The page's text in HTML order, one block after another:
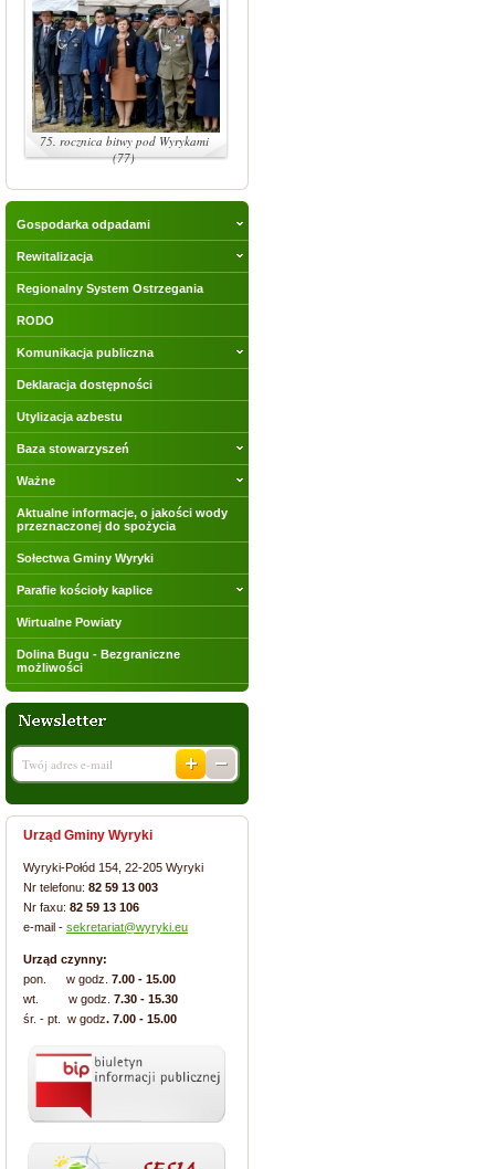
75. rocznica bitwy pod Wyrykami
(77)
Gospodarka odpadami
Rewitalizacja
Regionalny System Ostrzegania
RODO
Komunikacja publiczna
Deklaracja dostępności
Utylizacja azbestu
Baza stowarzyszeń
Ważne
Aktualne informacje, o jakości wody
przeznaczonej do spożycia
Sołectwa Gminy Wyryki
Parafie kościoły kaplice
Wirtualne Powiaty
Dolina Bugu - Bezgraniczne
możliwości
Urząd Gminy Wyryki
Wyryki-Połód 154, 22-205 Wyryki
Nr telefonu: 82 59 13 003
Nr faxu: 82 59 13 106
e-mail - sekretariat@wyryki.eu
Urząd czynny:
pon. w godz. 7.00 - 15.00
wt. w godz. 7.30 - 15.30
śr. - pt. w godz. 7.00 - 15.00